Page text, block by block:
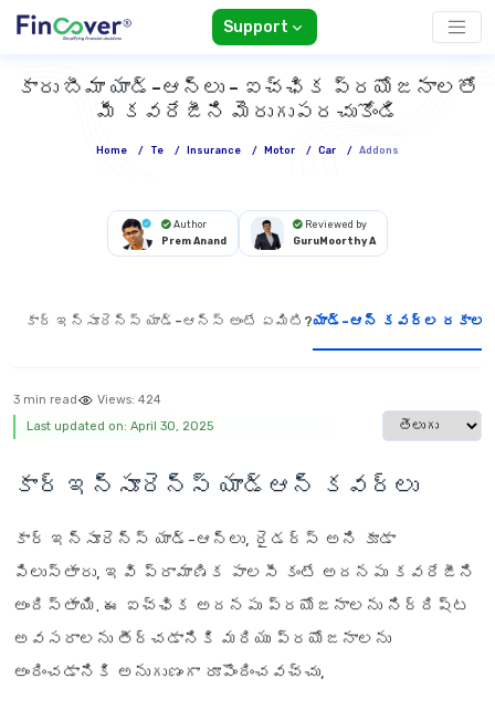
Support
కారు బీమా యాడ్-ఆన్‌లు - ఐచ్ఛిక ప్రయోజనాలతో
మీ కవరేజీని మెరుగుపరచుకోండి
Home / Te / Insurance / Motor / Car / Addons
Author
Prem Anand
Reviewed by
GuruMoorthy A
కార్ ఇన్సూరెన్స్ యాడ్-ఆన్స్ అంటే ఏమిటి?యాడ్-ఆన్ కవర్ల రకాలు
3 min read Views: 424
Select
Last updated on: April 30, 2025
కార్ ఇన్సూరెన్స్ యాడ్ఆన్ కవర్లు
కార్ ఇన్సూరెన్స్ యాడ్-ఆన్‌లు, రైడర్స్ అని కూడా
పిలుస్తారు, ఇవి ప్రామాణిక పాలసీ కంటే అదనపు కవరేజీని
అందిస్తాయి. ఈ ఐచ్ఛిక అదనపు ప్రయోజనాలను నిర్దిష్ట
అవసరాలను తీర్చడానికి మరియు ప్రయోజనాలను
అందించడానికి అనుగుణంగా రూపొందించవచ్చు,